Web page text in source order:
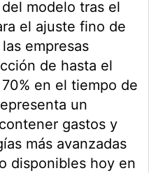
modelo tras el
el ajuste fino de
empresas
de hasta el
en el tiempo de
un
gastos y
más avanzadas
disponibles hoy en